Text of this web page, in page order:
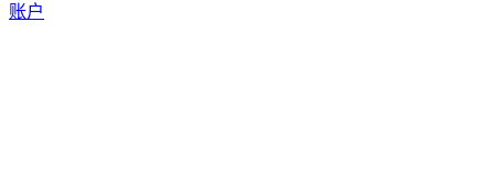
账户